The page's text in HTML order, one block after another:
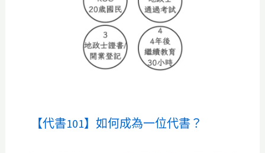
【代書101】如何成為一位代書？